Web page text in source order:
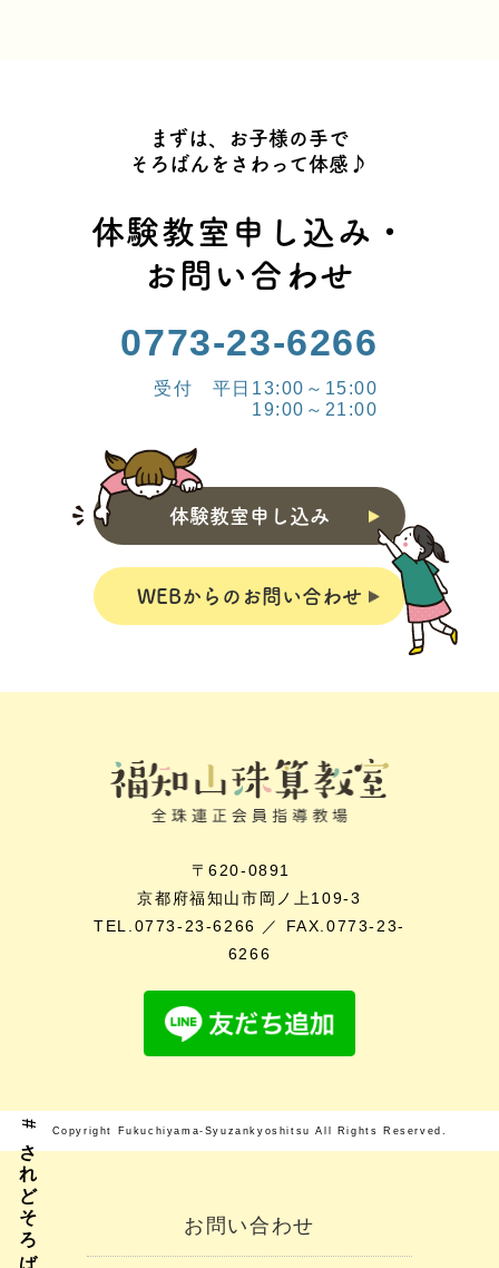
#されどそろばん
まずは、お子様の手で
そろばんをさわって体感♪
体験教室申し込み・
お問い合わせ
0773-23-6266
受付 平日13:00～15:00
19:00～21:00
体験教室申し込み
WEBからのお問い合わせ
〒620-0891
京都府福知山市岡ノ上109-3
TEL.0773-23-6266 ／ FAX.0773-23-
6266
Copyright Fukuchiyama-Syuzankyoshitsu All Rights Reserved.
お問い合わせ